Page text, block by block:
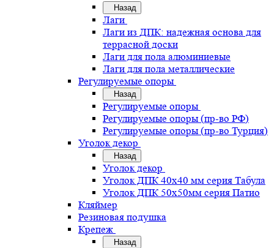
Назад
Лаги
Лаги из ДПК: надежная основа для
террасной доски
Лаги для пола алюминиевые
Лаги для пола металлические
Регулируемые опоры
Назад
Регулируемые опоры
Регулируемые опоры (пр-во РФ)
Регулируемые опоры (пр-во Турция)
Уголок декор
Назад
Уголок декор
Уголок ДПК 40х40 мм серия Табула
Уголок ДПК 50х50мм серия Патио
Кляймер
Резиновая подушка
Крепеж
Назад